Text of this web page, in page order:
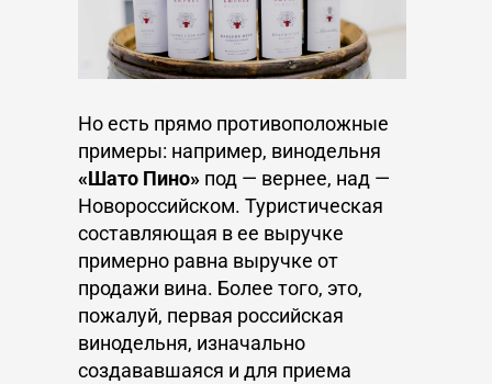
Но есть прямо противоположные
примеры: например, винодельня
«Шато Пино» под — вернее, над —
Новороссийском. Туристическая
составляющая в ее выручке
примерно равна выручке от
продажи вина. Более того, это,
пожалуй, первая российская
винодельня, изначально
создававшаяся и для приема